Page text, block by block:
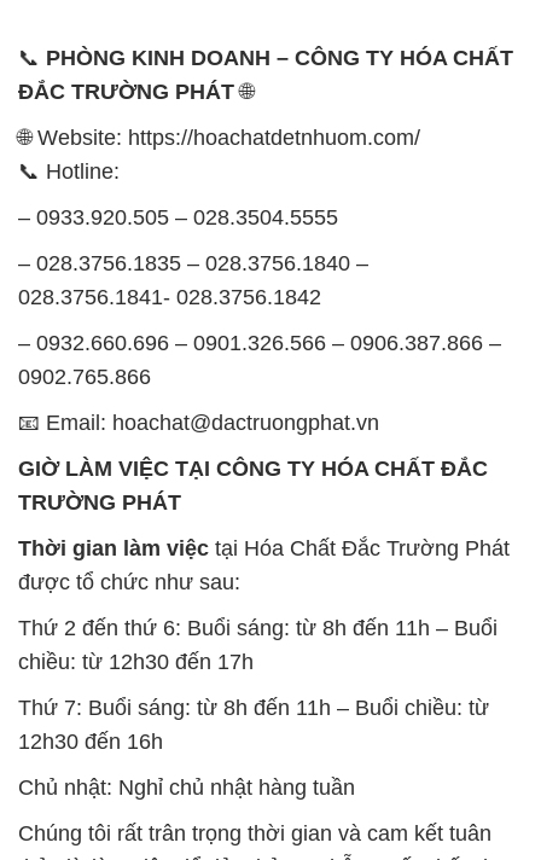
📞 PHÒNG KINH DOANH – CÔNG TY HÓA CHẤT
ĐẮC TRƯỜNG PHÁT🌐
🌐 Website: https://hoachatdetnhuom.com/
📞 Hotline:
– 0933.920.505 – 028.3504.5555
– 028.3756.1835 – 028.3756.1840 –
028.3756.1841- 028.3756.1842
– 0932.660.696 – 0901.326.566 – 0906.387.866 –
0902.765.866
📧 Email: hoachat@dactruongphat.vn
GIỜ LÀM VIỆC TẠI CÔNG TY HÓA CHẤT ĐẮC
TRƯỜNG PHÁT
Thời gian làm việc tại Hóa Chất Đắc Trường Phát
được tổ chức như sau:
Thứ 2 đến thứ 6: Buổi sáng: từ 8h đến 11h – Buổi
chiều: từ 12h30 đến 17h
Thứ 7: Buổi sáng: từ 8h đến 11h – Buổi chiều: từ
12h30 đến 16h
Chủ nhật: Nghỉ chủ nhật hàng tuần
Chúng tôi rất trân trọng thời gian và cam kết tuân